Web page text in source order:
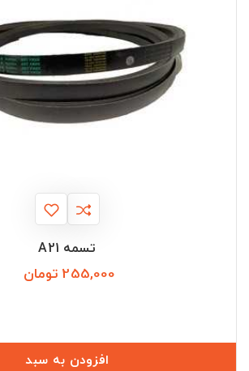
تسمه A21
255,000 تومان
افزودن به سبد